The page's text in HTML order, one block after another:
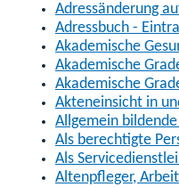
Adressänderung
Adressbuch -
Akademische
Akademische
Akademische
Akteneinsicht in
Allgemein
Als berechtigte
Als
Altenpfleger,